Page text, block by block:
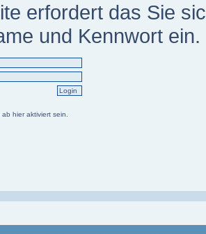
erfordert das Sie
und Kennwort ein.
hier aktiviert sein.